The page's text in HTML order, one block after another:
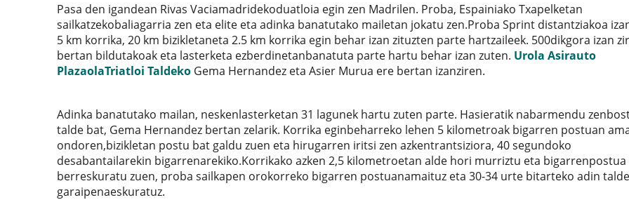
Pasa den igandean Rivas Vaciamadridekoduatloia egin zen Madrilen. Proba, Espainiako Txapelketan
sailkatzekobaliagarria zen eta elite eta adinka banatutako mailetan jokatu zen.Proba Sprint distantziakoa
5 km korrika, 20 km bizikletaneta 2.5 km korrika egin behar izan zituzten parte hartzaileek. 500dikgora izan
bertan bildutakoak eta lasterketa ezberdinetanbanatuta parte hartu behar izan zuten. Urola Asirauto
PlazaolaTriatloi TaldekoGema Hernandez eta Asier Murua ere bertan izanziren.
Adinka banatutako mailan, neskenlasterketan 31 lagunek hartu zuten parte. Hasieratik nabarmendu
talde bat, Gema Hernandez bertan zelarik. Korrika eginbeharreko lehen 5 kilometroak bigarren postuan
ondoren,bizikletan postu bat galdu zuen eta hirugarren iritsi zen azkentrantsiziora, 40 segundoko
desabantailarekin bigarrenarekiko.Korrikako azken 2,5 kilometroetan alde hori murriztu eta bigarrenpostua
berreskuratu zuen, proba sailkapen orokorreko bigarren postuanamaituz eta 30-34 urte bitarteko adin
garaipenaeskuratuz.